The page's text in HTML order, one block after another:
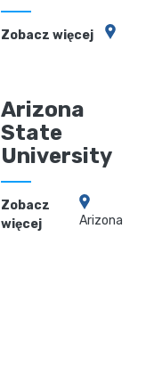
Zobacz więcej
Arizona
State
University
Zobacz
więcej
Arizona